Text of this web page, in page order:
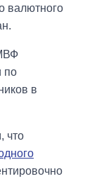
валютного
по
в
что